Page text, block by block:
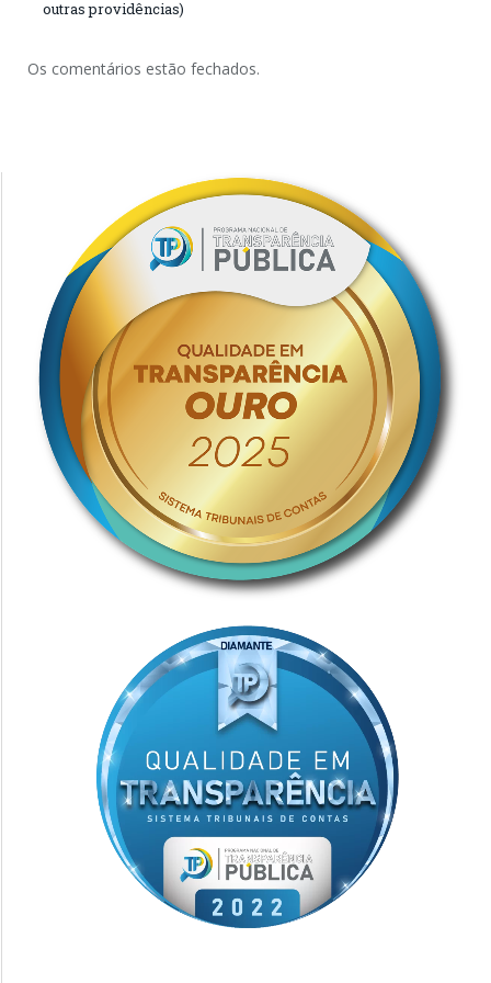
outras providências)
Os comentários estão fechados.